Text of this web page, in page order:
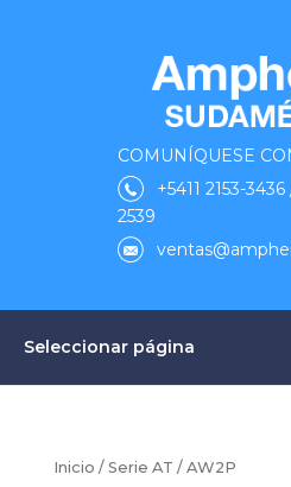
COMUNÍQUESE
+5411 2153-3436
2539
Seleccionar página
Inicio / Serie AT / AW2P